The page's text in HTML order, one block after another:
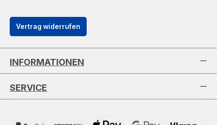
Vertrag widerrufen
INFORMATIONEN
SERVICE